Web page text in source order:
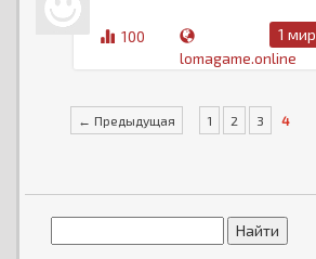
100
lomagame.online
1 мир
← Предыдущая 1 2 3 4